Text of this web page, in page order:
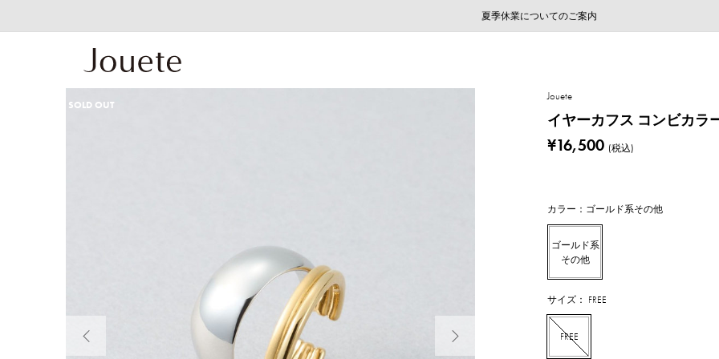
採用のご案内
ご注文いただいたお品物のお届け状況について
夏季休業についてのご案内
WEB LIMITED ITEMS >>
採用のご案内
ご注文いただいたお品物のお届け状況について
SOLD OUT
Jouete
イヤーカフス コンビカラ
¥16,500 (税込)
カラー：ゴールド系その他
ゴールド系
その他
サイズ： FREE
FREE